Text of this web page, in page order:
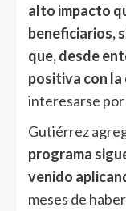
alto impacto
beneficiarios,
que, desde
positiva con la
interesarse por
Gutiérrez
programa
venido
meses de